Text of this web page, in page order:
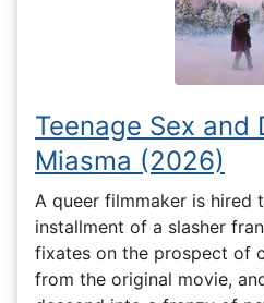
Teenage Sex and
Miasma (2026)
A queer filmmaker is hired
installment of a slasher
fixates on the prospect of
from the original movie,